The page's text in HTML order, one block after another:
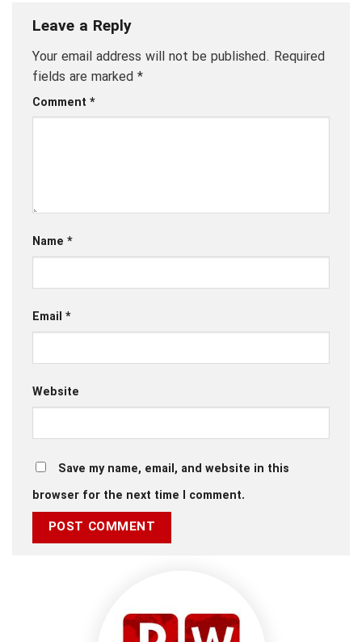
Leave a Reply
Your email address will not be published. Required
fields are marked *
Comment *
Name *
Email *
Website
Save my name, email, and website in this
browser for the next time I comment.